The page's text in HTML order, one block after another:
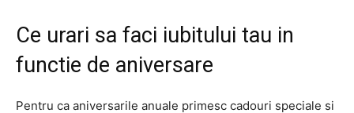
Ce urari sa faci iubitului tau in
functie de aniversare
Pentru ca aniversarile anuale primesc cadouri speciale si